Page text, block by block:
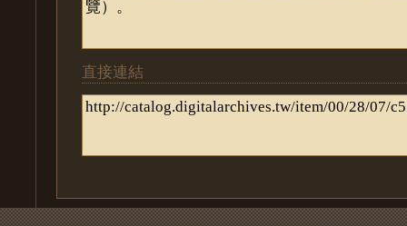
直接連結